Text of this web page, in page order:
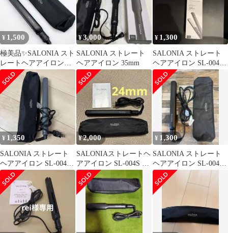
¥ 1,500
極美品✨SALONIA スト
レートヘアアイロン
SL-004S ケース付き
¥3,000
SALONIA ストレート
ヘアアイロン 35mm
¥ 1,300
SALONIA ストレート
ヘアアイロン SL-004S
24mm ブラック
¥ 1,350
SALONIA ストレート
ヘアアイロン SL-004S
本体
¥2,000
SALONIAストレートヘ
アアイロン SL-004S ブ
ラック黒24mmサロニア
¥ 1,300
SALONIA ストレート
ヘアアイロン SL-004
ブラック